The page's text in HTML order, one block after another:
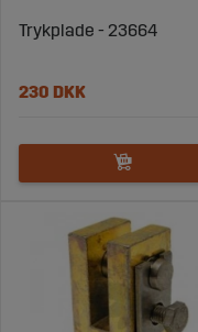
Trykplade - 23664
230 DKK